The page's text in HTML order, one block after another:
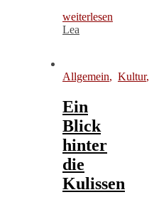
weiterlesen
Lea
Allgemein, Kultur,
Ein
Blick
hinter
die
Kulissen